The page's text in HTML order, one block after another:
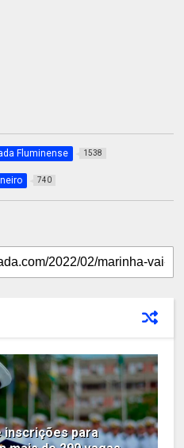
Fluminense 1538
740
inscrições para